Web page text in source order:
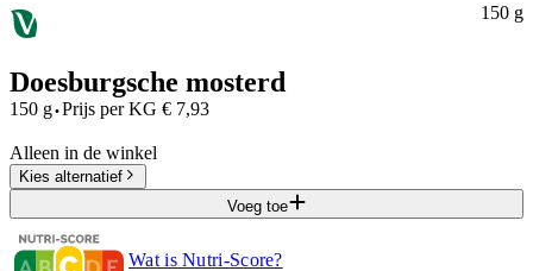
150 g
Doesburgsche mosterd
150 g·Prijs per KG € 7,93
Alleen in de winkel
Kies alternatief
Voeg toe
Wat is Nutri-Score?